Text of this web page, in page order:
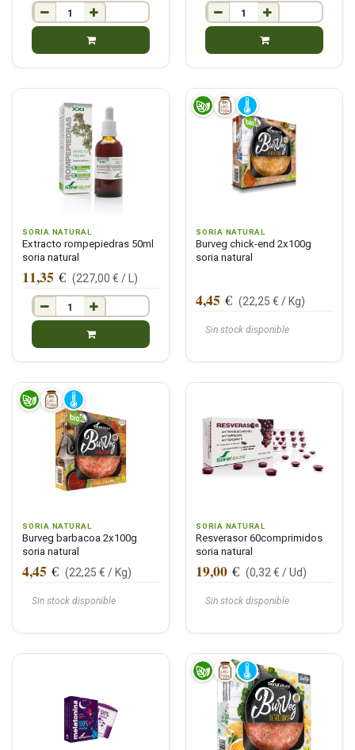
SORIA NATURAL
Extracto rompepiedras 50ml
soria natural
11,35 € (227,00 € / )
SORIA NATURAL
Burveg chick-end 2x100g
soria natural
Sin stock disponible
4,45 € (22,25 € / Kg)
SORIA NATURAL
Burveg barbacoa 2x100g
soria natural
Sin stock disponible
4,45 € (22,25 € / Kg)
SORIA NATURAL
Resverasor 60comprimidos
soria natural
Sin stock disponible
19,00 € (0,32 € /Ud)